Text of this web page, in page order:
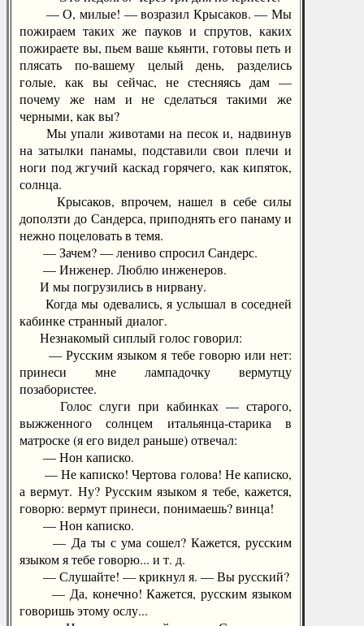
— О, милые! — возразил Крысаков. — Мы
пожираем таких же пауков и спрутов, каких
пожираете вы, пьем ваше кьянти, готовы петь и
плясать по-вашему целый день, разделись
голые, как вы сейчас, не стесняясь дам —
почему же нам и не сделаться такими же
черными, как вы?
Мы упали животами на песок и, надвинув
на затылки панамы, подставили свои плечи и
ноги под жгучий каскад горячего, как кипяток,
солнца.
Крысаков, впрочем, нашел в себе силы
доползти до Сандерса, приподнять его панаму и
нежно поцеловать в темя.
— Зачем? — лениво спросил Сандерс.
— Инженер. Люблю инженеров.
И мы погрузились в нирвану.
Когда мы одевались, я услышал в соседней
кабинке странный диалог.
Незнакомый сиплый голос говорил:
— Русским языком я тебе говорю или нет:
принеси мне лампадочку вермутцу
позабористее.
Голос слуги при кабинках — старого,
выжженного солнцем итальянца-старика в
матроске (я его видел раньше) отвечал:
— Нон каписко.
— Не каписко! Чертова голова! Не каписко,
а вермут. Ну? Русским языком я тебе, кажется,
говорю: вермут принеси, понимаешь? винца!
— Нон каписко.
— Да ты с ума сошел? Кажется, русским
языком я тебе говорю... и т. д.
— Слушайте! — крикнул я. — Вы русский?
— Да, конечно! Кажется, русским языком
говоришь этому ослу...